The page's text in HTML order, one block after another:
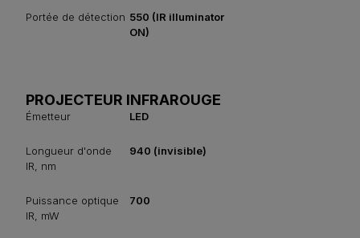
Portée de détection 550 (IR illuminator
ON)
PROJECTEUR INFRAROUGE
Émetteur LED
Longueur d'onde
IR, nm
940 (invisible)
Puissance optique
IR, mW
700